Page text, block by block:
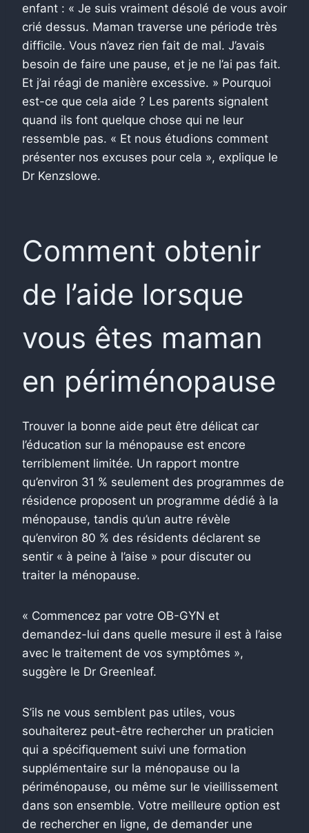
enfant : « Je suis vraiment désolé de vous avoir
crié dessus. Maman traverse une période très
difficile. Vous n’avez rien fait de mal. J’avais
besoin de faire une pause, et je ne l’ai pas fait.
Et j’ai réagi de manière excessive. » Pourquoi
est-ce que cela aide ? Les parents signalent
quand ils font quelque chose qui ne leur
ressemble pas. « Et nous étudions comment
présenter nos excuses pour cela », explique le
Dr Kenzslowe.
Comment obtenir
de l’aide lorsque
vous êtes maman
en périménopause
Trouver la bonne aide peut être délicat car
l’éducation sur la ménopause est encore
terriblement limitée. Un rapport montre
qu’environ 31 % seulement des programmes de
résidence proposent un programme dédié à la
ménopause, tandis qu’un autre révèle
qu’environ 80 % des résidents déclarent se
sentir « à peine à l’aise » pour discuter ou
traiter la ménopause.
« Commencez par votre OB-GYN et
demandez-lui dans quelle mesure il est à l’aise
avec le traitement de vos symptômes »,
suggère le Dr Greenleaf.
S’ils ne vous semblent pas utiles, vous
souhaiterez peut-être rechercher un praticien
qui a spécifiquement suivi une formation
supplémentaire sur la ménopause ou la
périménopause, ou même sur le vieillissement
dans son ensemble. Votre meilleure option est
de rechercher en ligne, de demander une